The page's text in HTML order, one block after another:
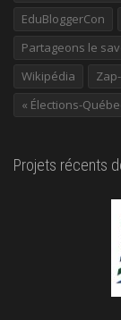
EduBloggerCon
Partageons le
Wikipédia
« Élections-
Projets récents